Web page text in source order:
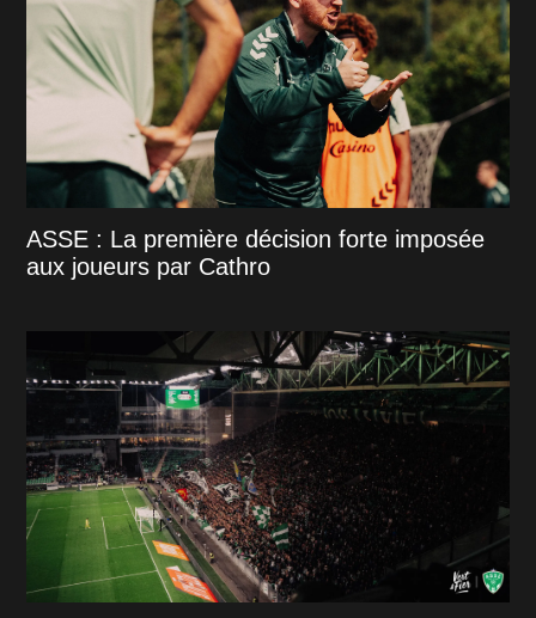
ASSE : La première décision forte imposée
aux joueurs par Cathro